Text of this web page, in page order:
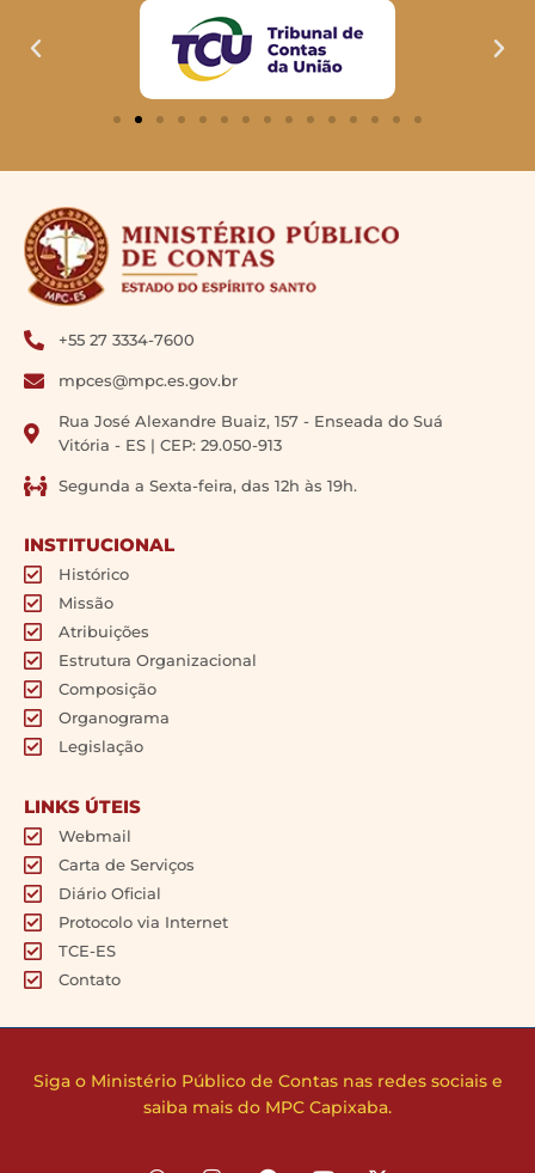
+55 27 3334-7600
mpces@mpc.es.gov.br
Rua José Alexandre Buaiz, 157 - Enseada do Suá
Vitória - ES | CEP: 29.050-913
Segunda a Sexta-feira, das 12h às 19h.
INSTITUCIONAL
Histórico
Missão
Atribuições
Estrutura Organizacional
Composição
Organograma
Legislação
LINKS ÚTEIS
Webmail
Carta de Serviços
Diário Oficial
Protocolo via Internet
TCE-ES
Contato
Siga o Ministério Público de Contas nas redes sociais e
saiba mais do MPC Capixaba.